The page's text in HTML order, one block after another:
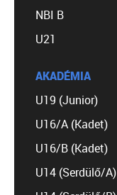
NBI B
U21
AKADÉMIA
U19 (Junior)
U16/A (Kadet)
U16/B (Kadet)
U14 (Serdülő/A)